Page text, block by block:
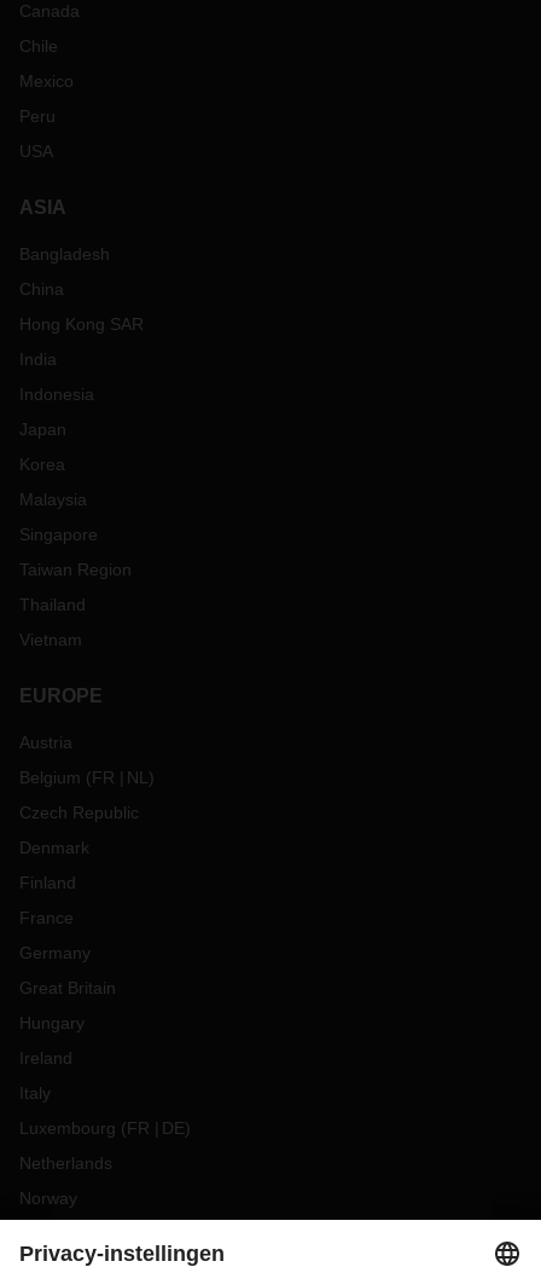
Canada
Chile
Mexico
Peru
USA
ASIA
Bangladesh
China
Hong Kong SAR
India
Indonesia
Japan
Korea
Malaysia
Singapore
Taiwan Region
Thailand
Vietnam
EUROPE
Austria
Belgium (FR NL )
Czech Republic
Denmark
Finland
France
Germany
Great Britain
Hungary
Ireland
Italy
Luxembourg (FR DE)
Netherlands
Norway